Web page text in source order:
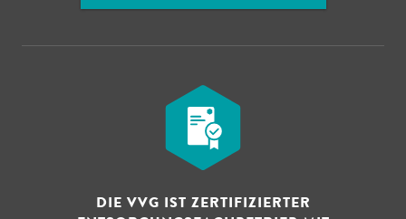
DIE VVG IST ZERTIFIZIERTER